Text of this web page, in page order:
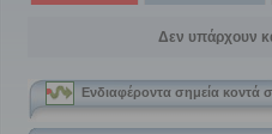
Δεν υπάρχουν